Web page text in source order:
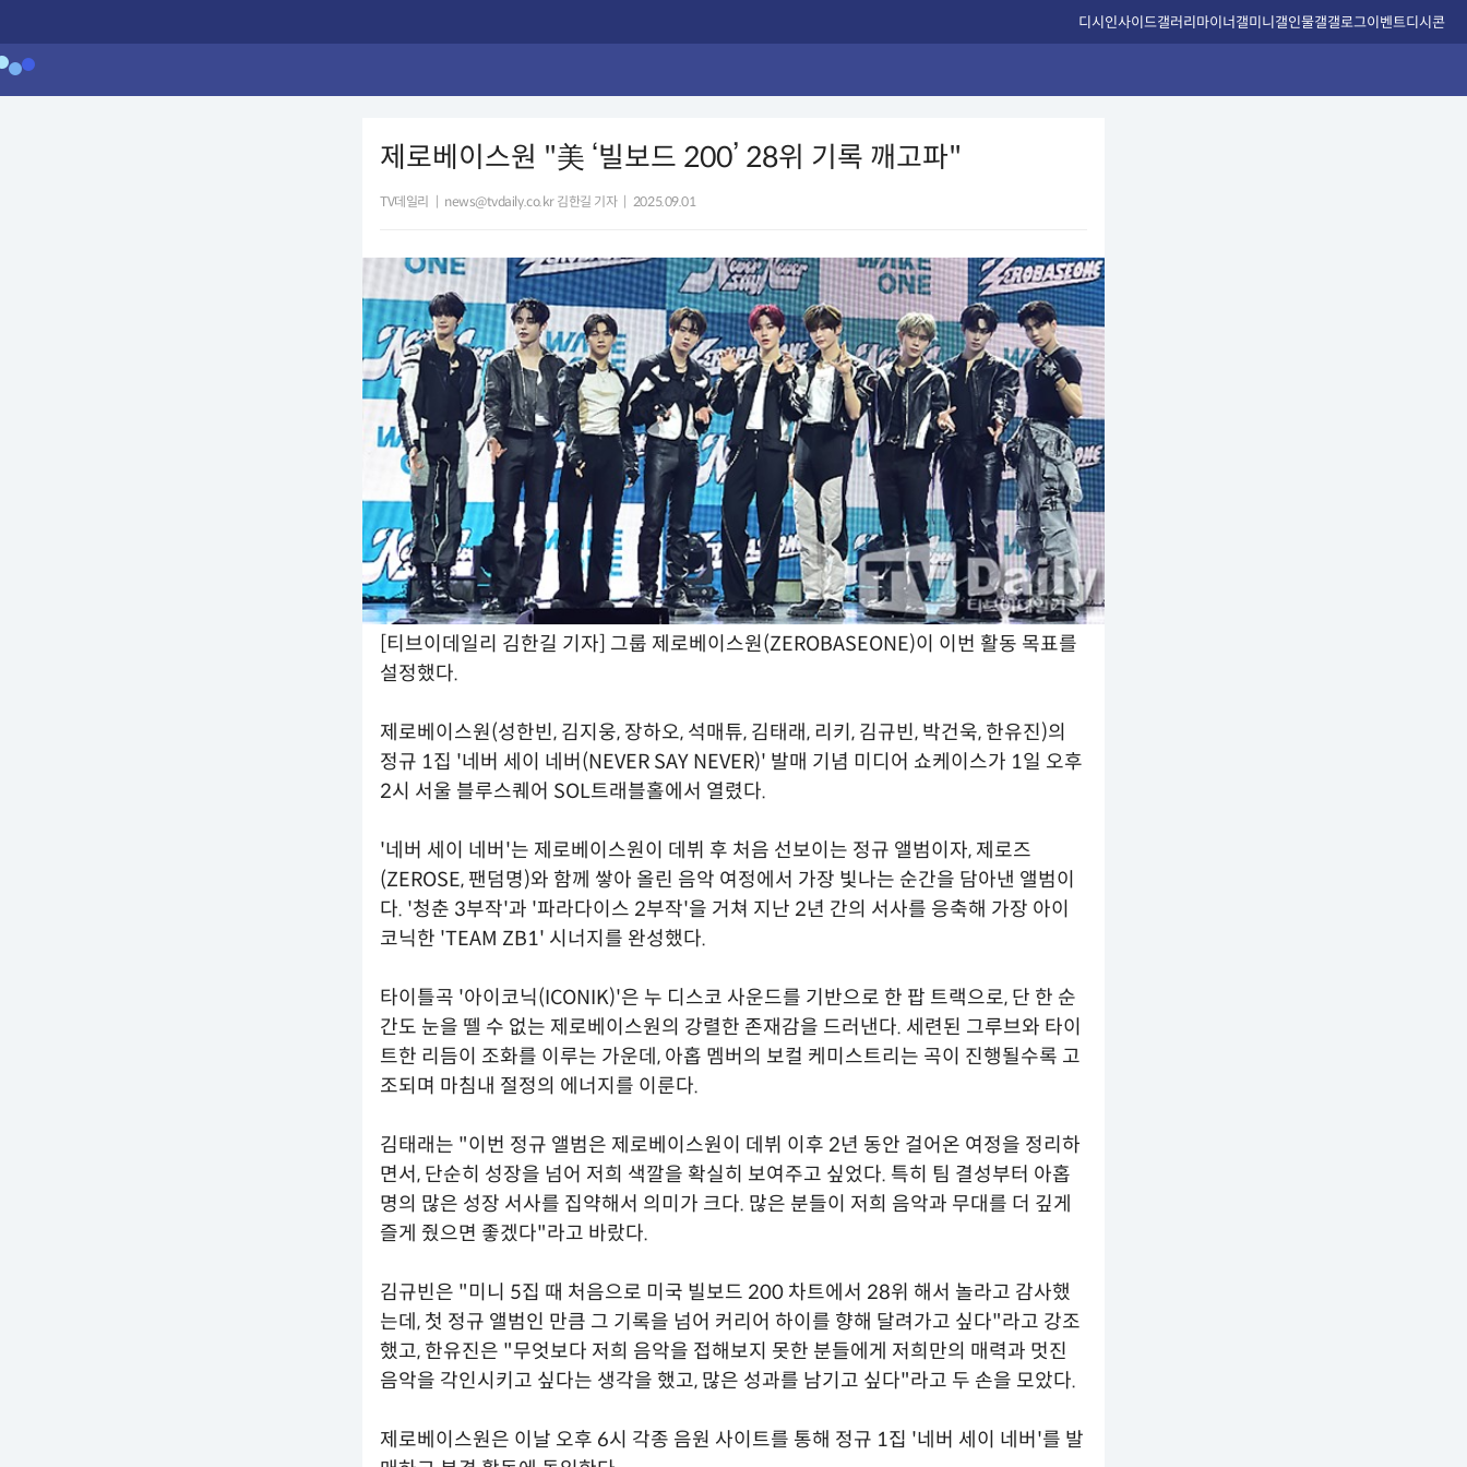
디시인사이드갤러리마이너갤미니갤인물갤갤로그이벤트디시콘
제로베이스원 "美 ‘빌보드 200’ 28위 기록 깨고파"
TV데일리 news@tvdaily.co.kr 김한길 기자 2025.09.01
[티브이데일리 김한길 기자] 그룹 제로베이스원(ZEROBASEONE)이 이번 활동 목표를
설정했다.
제로베이스원(성한빈, 김지웅, 장하오, 석매튜, 김태래, 리키, 김규빈, 박건욱, 한유진)의
정규 1집 '네버 세이 네버(NEVER SAY NEVER)' 발매 기념 미디어 쇼케이스가 1일 오후
2시 서울 블루스퀘어 SOL트래블홀에서 열렸다.
'네버 세이 네버'는 제로베이스원이 데뷔 후 처음 선보이는 정규 앨범이자, 제로즈
(ZEROSE, 팬덤명)와 함께 쌓아 올린 음악 여정에서 가장 빛나는 순간을 담아낸 앨범이
다. '청춘 3부작'과 '파라다이스 2부작'을 거쳐 지난 2년 간의 서사를 응축해 가장 아이
코닉한 'TEAM ZB1' 시너지를 완성했다.
타이틀곡 '아이코닉(ICONIK)'은 누 디스코 사운드를 기반으로 한 팝 트랙으로, 단 한 순
간도 눈을 뗄 수 없는 제로베이스원의 강렬한 존재감을 드러낸다. 세련된 그루브와 타이
트한 리듬이 조화를 이루는 가운데, 아홉 멤버의 보컬 케미스트리는 곡이 진행될수록 고
조되며 마침내 절정의 에너지를 이룬다.
김태래는 "이번 정규 앨범은 제로베이스원이 데뷔 이후 2년 동안 걸어온 여정을 정리하
면서, 단순히 성장을 넘어 저희 색깔을 확실히 보여주고 싶었다. 특히 팀 결성부터 아홉
명의 많은 성장 서사를 집약해서 의미가 크다. 많은 분들이 저희 음악과 무대를 더 깊게
즐게 줬으면 좋겠다"라고 바랐다.
김규빈은 "미니 5집 때 처음으로 미국 빌보드 200 차트에서 28위 해서 놀라고 감사했
는데, 첫 정규 앨범인 만큼 그 기록을 넘어 커리어 하이를 향해 달려가고 싶다"라고 강조
했고, 한유진은 "무엇보다 저희 음악을 접해보지 못한 분들에게 저희만의 매력과 멋진
음악을 각인시키고 싶다는 생각을 했고, 많은 성과를 남기고 싶다"라고 두 손을 모았다.
제로베이스원은 이날 오후 6시 각종 음원 사이트를 통해 정규 1집 '네버 세이 네버'를 발